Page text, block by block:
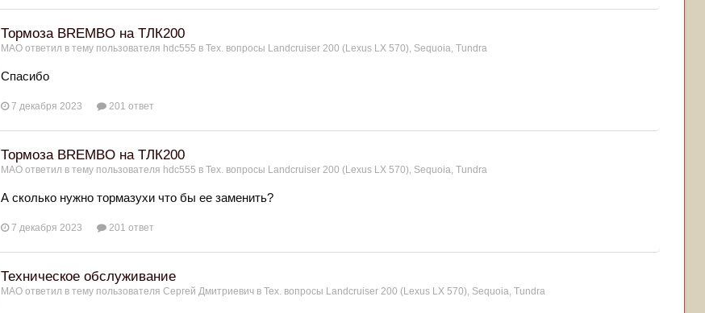
Тормоза BREMBO на ТЛК200
МАО ответил в тему пользователя hdc555 в Тех. вопросы Landcruiser 200 (Lexus LX 570), Sequoia, Tundra
Спасибо
7 декабря 2023 201 ответ
Тормоза BREMBO на ТЛК200
МАО ответил в тему пользователя hdc555 в Тех. вопросы Landcruiser 200 (Lexus LX 570), Sequoia, Tundra
А сколько нужно тормазухи что бы ее заменить?
7 декабря 2023 201 ответ
Техническое обслуживание
МАО ответил в тему пользователя Сергей Дмитриевич в Тех. вопросы Landcruiser 200 (Lexus LX 570), Sequoia, Tundra